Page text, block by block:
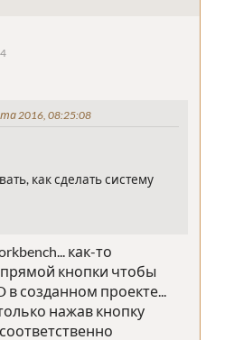
2016, 08:25:08
как сделать систему
как-то
кнопки чтобы
в созданном проекте...
нажав кнопку